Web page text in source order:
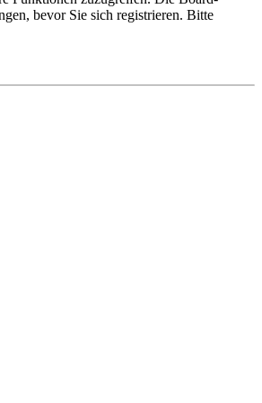
bevor Sie sich registrieren. Bitte